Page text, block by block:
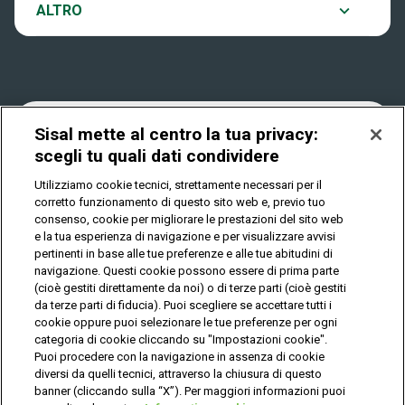
Play Your Date
Dove si gioca
Quanto si vince
Come riscuotere
ALTRO
Notifiche
Cookies
Privacy
IL GIOCO È VIETATO AI MINORI E PUÒ CAUSARE
DIPENDENZA PATOLOGICA
© Copyright Sisal Italia S.p.A. - P.I. 02433760135
Privacy Cookies
Mappa
del
sito
Sisal mette al centro la tua privacy:
scegli tu quali dati condividere
Utilizziamo cookie tecnici, strettamente necessari per il
corretto funzionamento di questo sito web e, previo tuo
consenso, cookie per migliorare le prestazioni del sito web
e la tua esperienza di navigazione e per visualizzare avvisi
pertinenti in base alle tue preferenze e alle tue abitudini di
navigazione. Questi cookie possono essere di prima parte
(cioè gestiti direttamente da noi) o di terze parti (cioè gestiti
da terze parti di fiducia). Puoi scegliere se accettare tutti i
cookie oppure puoi selezionare le tue preferenze per ogni
categoria di cookie cliccando su "Impostazioni cookie".
Puoi procedere con la navigazione in assenza di cookie
diversi da quelli tecnici, attraverso la chiusura di questo
banner (cliccando sulla “X”). Per maggiori informazioni puoi